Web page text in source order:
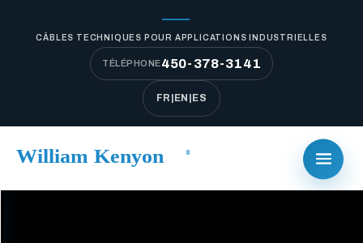
CÂBLES TECHNIQUES POUR APPLICATIONS INDUSTRIELLES
TÉLÉPHONE450-378-3141
FR EN ES